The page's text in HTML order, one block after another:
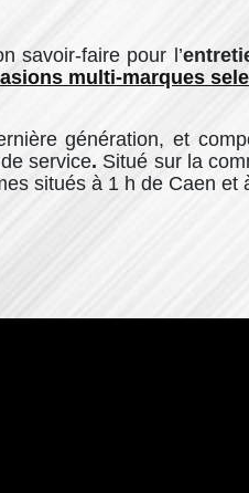
savoir-faire pour l’
multi-marques
génération, et
service. Situé sur la
situés à 1 h de Caen et